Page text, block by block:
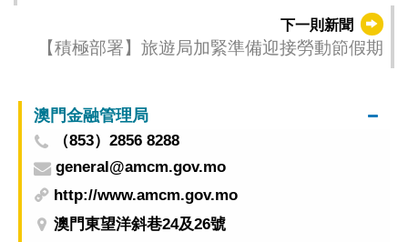
下一則新聞
【積極部署】旅遊局加緊準備迎接勞動節假期
澳門金融管理局
（853）2856 8288
general@amcm.gov.mo
http://www.amcm.gov.mo
澳門東望洋斜巷24及26號